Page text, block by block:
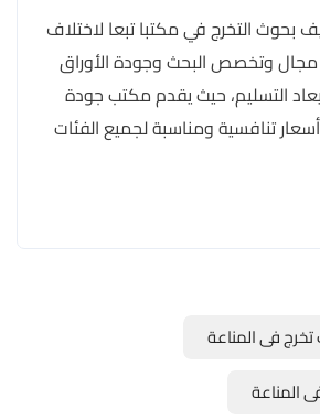
بحوث التخرج في مكتبا تبعا لاختلاف
وتخصص البحث وجودة الأوراق
التسليم، حيث يقدم مكتب جودة
تنافسية ومناسبة لجميع الفئات
فى المناعة
المناعة